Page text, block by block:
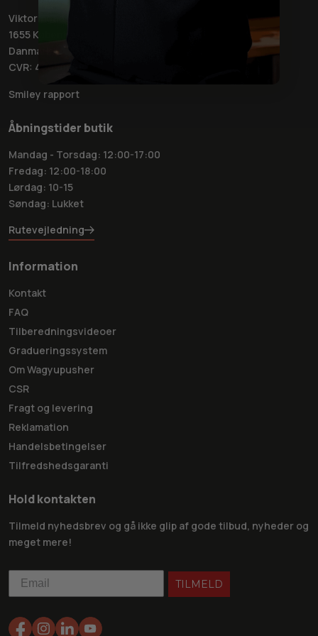
Viktoriagade 6
1655 København
Danmark
CVR: 42050032
Smiley rapport
Åbningstider butik
Mandag - Torsdag: 12:00-17:00
Fredag: 12:00-18:00
Lørdag: 10-15
Søndag: Lukket
Rutevejledning
Information
Kontakt
FAQ
Tilberedningsvideoer
Gradueringssystem
Om Wagyupusher
CSR
Fragt og levering
Reklamation
Handelsbetingelser
Tilfredshedsgaranti
Hold kontakten
Tilmeld nyhedsbrev og gå ikke glip af gode tilbud, nyheder og
meget mere!
TILMELD